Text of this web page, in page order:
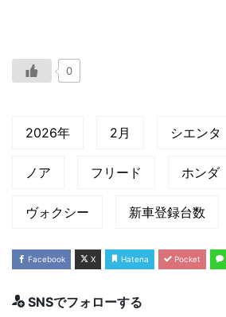
0
2026年 2月 シエンタ
ノア フリード ホンダ
ヴォクシー 新車登録台数
Facebook X Hatena Pocket
SNSでフォローする